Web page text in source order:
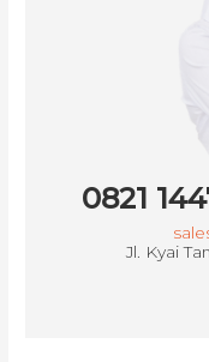
0821
Jl. Kyai